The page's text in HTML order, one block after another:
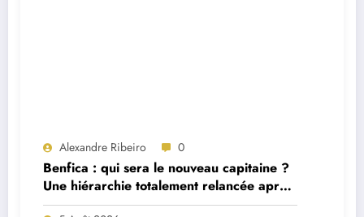
Alexandre Ribeiro 0
Benfica : qui sera le nouveau capitaine ?
Une hiérarchie totalement relancée après
deux départs majeurs